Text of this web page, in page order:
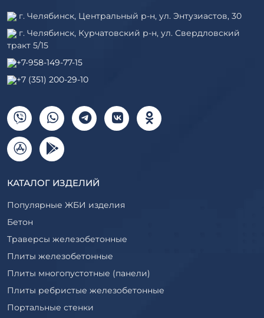
г. Челябинск, Центральный р-н, ул. Энтузиастов, 30
г. Челябинск, Курчатовский р-н, ул. Свердловский
тракт 5/15
+7-958-149-77-15
+7 (351) 200-29-10
КАТАЛОГ ИЗДЕЛИЙ
Популярные ЖБИ изделия
Бетон
Траверсы железобетонные
Плиты железобетонные
Плиты многопустотные (панели)
Плиты ребристые железобетонные
Портальные стенки